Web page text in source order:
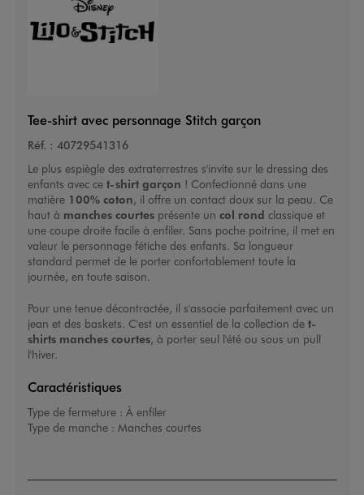
Tee-shirt avec personnage Stitch garçon
Réf. : 40729541316
Le plus espiègle des extraterrestres s'invite sur le dressing des
enfants avec ce t-shirt garçon ! Confectionné dans une
matière 100% coton, il offre un contact doux sur la peau. Ce
haut à manches courtesprésente un col rond classique et
une coupe droite facile à enfiler. Sans poche poitrine, il met en
valeur le personnage fétiche des enfants. Sa longueur
standard permet de le porter confortablement toute la
journée, en toute saison.
Pour une tenue décontractée, il s'associe parfaitement avec un
jean et des baskets. C'est un essentiel de la collection de t-
shirts manches courtes, à porter seul l'été ou sous un pull
l'hiver.
Caractéristiques
Type de fermeture : À enfiler
Type de manche : Manches courtes